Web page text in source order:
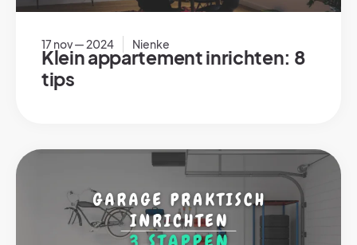
17 nov — 2024 Nienke
Klein appartement inrichten: 8
tips